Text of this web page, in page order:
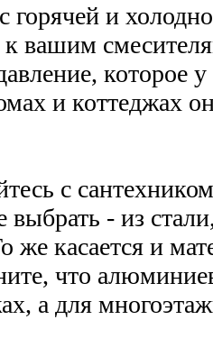
горячей и
к вашим
которое
и коттеджах
с
выбрать - из
же касается и
что
а для